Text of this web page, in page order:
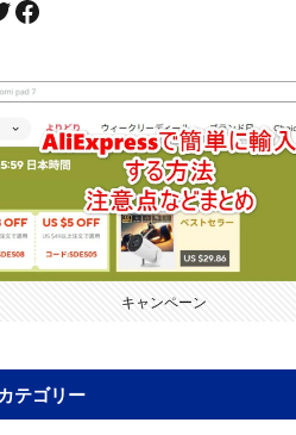
キャンペーン
カテゴリー